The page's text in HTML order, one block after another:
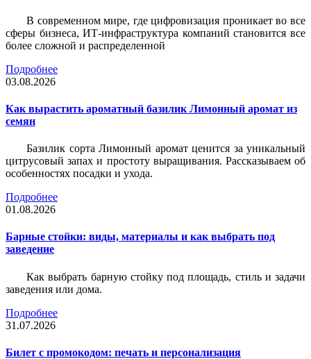
В современном мире, где цифровизация проникает во все
сферы бизнеса, ИТ-инфраструктура компаний становится все
более сложной и распределенной
Подробнее
03.08.2026
Как вырастить ароматный базилик Лимонный аромат из
семян
Базилик сорта Лимонный аромат ценится за уникальный
цитрусовый запах и простоту выращивания. Рассказываем об
особенностях посадки и ухода.
Подробнее
01.08.2026
Барные стойки: виды, материалы и как выбрать под
заведение
Как выбрать барную стойку под площадь, стиль и задачи
заведения или дома.
Подробнее
31.07.2026
Билет c промокодом: печать и персонализация